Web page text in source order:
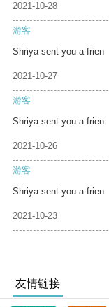
2021-10-28
游客
Shriya sent you a frien
2021-10-27
游客
Shriya sent you a frien
2021-10-26
游客
Shriya sent you a frien
2021-10-23
友情链接